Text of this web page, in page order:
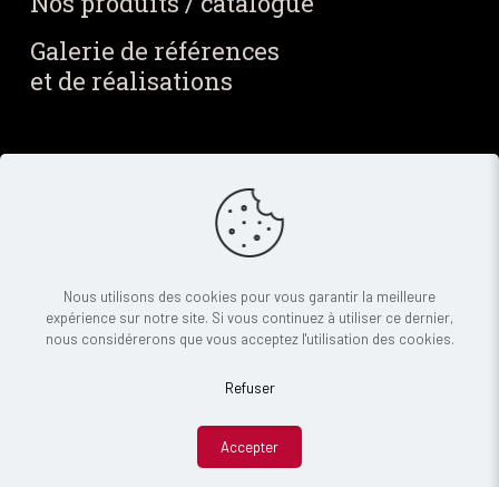
Galerie de références
et de réalisations
Contact
Demande de devis
Nous utilisons des cookies pour vous garantir la meilleure
expérience sur notre site. Si vous continuez à utiliser ce dernier,
nous considérerons que vous acceptez l'utilisation des cookies.
Refuser
Accepter